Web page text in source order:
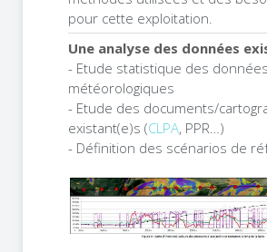
pour cette exploitation.
Une analyse des données
- Etude statistique des
météorologiques
- Etude des documents/
existant(e)s (CLPA, PPR…)
- Définition des scénarios de